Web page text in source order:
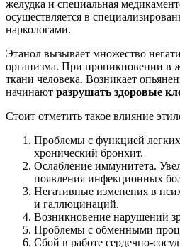
желудка и специальная
осуществляется в
наркологами.
Этанол вызывает множество
организма. При проникновении в
ткани человека. Возникает
начинают разрушать здоровые
Стоит отметить такое влияние
Проблемы с функцией
хронический бронхит.
Ослабление иммунитета.
появления инфекционных
Негативные изменения в
и галлюцинаций.
Возникновение нарушений
Проблемы с обменными
Сбой в работе сердечно-